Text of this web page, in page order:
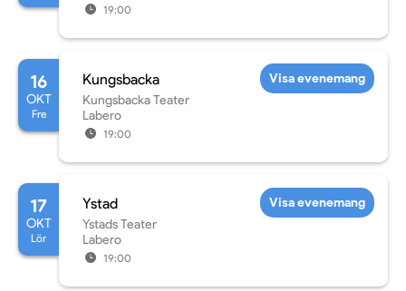
19:00
16
OKT
Fre
Kungsbacka
Kungsbacka Teater
Labero
19:00
Visa evenemang
17
OKT
Lör
Ystad
Ystads Teater
Labero
19:00
Visa evenemang